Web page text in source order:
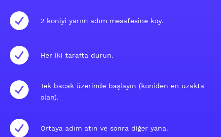
2 koniyi yarım adım mesafesine koy.
Her iki tarafta durun.
Tek bacak üzerinde başlayın (koniden en uzakta
olan).
Ortaya adım atın ve sonra diğer yana.